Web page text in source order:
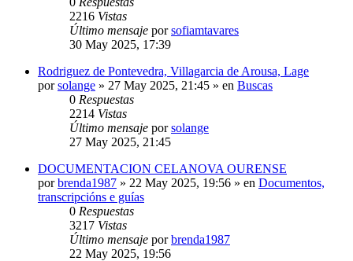
2216 Vistas
Último mensaje porsofiamtavares
30 May 2025, 17:39
Rodriguez de Pontevedra, Villagarcia de Arousa, Lage
porsolange » 27 May 2025, 21:45 » en Buscas
0 Respuestas
2214 Vistas
Último mensaje porsolange
27 May 2025, 21:45
DOCUMENTACION CELANOVA OURENSE
porbrenda1987 » 22 May 2025, 19:56 » en Documentos,
transcripcións e guías
0 Respuestas
3217 Vistas
Último mensaje porbrenda1987
22 May 2025, 19:56